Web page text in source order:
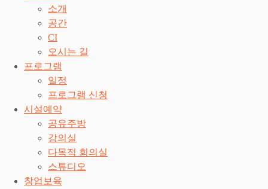
소개
공간
CI
오시는 길
프로그램
일정
프로그램 신청
시설예약
공유주방
강의실
다목적 회의실
스튜디오
창업보육